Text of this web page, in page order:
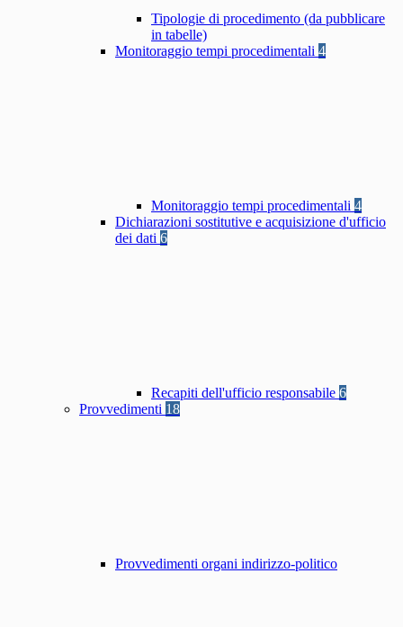
Tipologie di procedimento (da pubblicare
in tabelle)
Monitoraggio tempi procedimentali 4
Monitoraggio tempi procedimentali 4
Dichiarazioni sostitutive e acquisizione d'ufficio
dei dati 6
Recapiti dell'ufficio responsabile 6
Provvedimenti 18
Provvedimenti organi indirizzo-politico